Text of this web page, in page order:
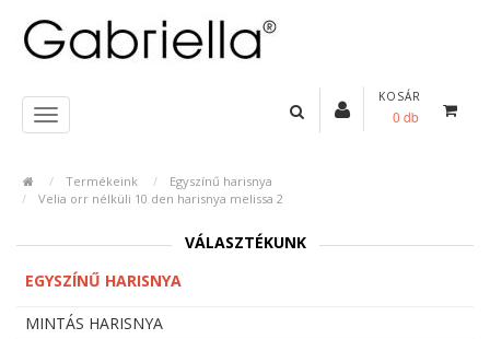
KOSÁR
0 db
Termékeink
Egyszínű harisnya
Velia orr nélküli 10 den harisnya melissa 2
VÁLASZTÉKUNK
EGYSZÍNŰ HARISNYA
MINTÁS HARISNYA